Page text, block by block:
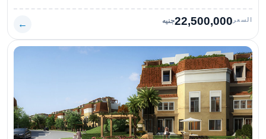
السعر 22,500,000جنيه ←